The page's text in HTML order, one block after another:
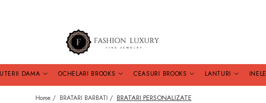
DAMA OCHELARI BROOKS CEASURI BROOKS LANTURI INELE
Home / BRATARI BARBATI / BRATARI PERSONALIZATE